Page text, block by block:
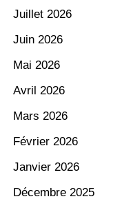
Juillet 2026
Juin 2026
Mai 2026
Avril 2026
Mars 2026
Février 2026
Janvier 2026
Décembre 2025